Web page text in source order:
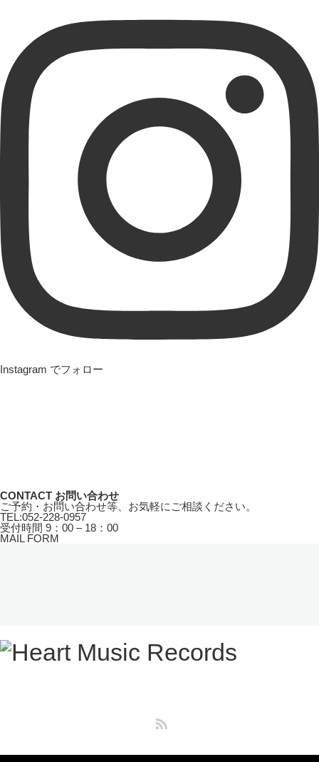
Instagram でフォロー
CONTACT お問い合わせ
ご予約・お問い合わせ等、お気軽にご相談ください。
TEL:052-228-0957
受付時間 9：00 – 18：00
MAIL FORM